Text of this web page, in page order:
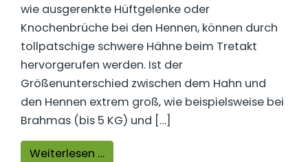
wie ausgerenkte Hüftgelenke oder
Knochenbrüche bei den Hennen, können durch
tollpatschige schwere Hähne beim Tretakt
hervorgerufen werden. Ist der
Größenunterschied zwischen dem Hahn und
den Hennen extrem groß, wie beispielsweise bei
Brahmas (bis 5 KG) und […]
Weiterlesen …from Ist es möglich verschiedene